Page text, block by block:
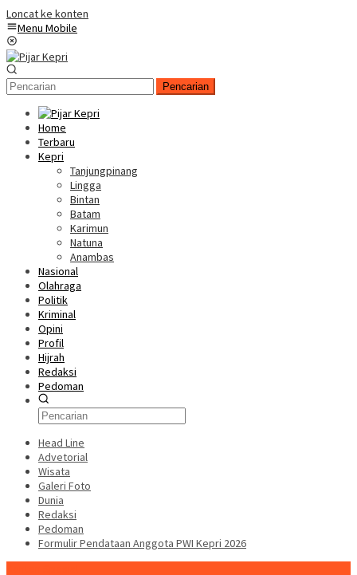
Loncat ke konten
Menu Mobile
Pencarian
Home
Terbaru
Kepri
Tanjungpinang
Lingga
Bintan
Batam
Karimun
Natuna
Anambas
Nasional
Olahraga
Politik
Kriminal
Opini
Profil
Hijrah
Redaksi
Pedoman
Head Line
Advetorial
Wisata
Galeri Foto
Dunia
Redaksi
Pedoman
Formulir Pendataan Anggota PWI Kepri 2026